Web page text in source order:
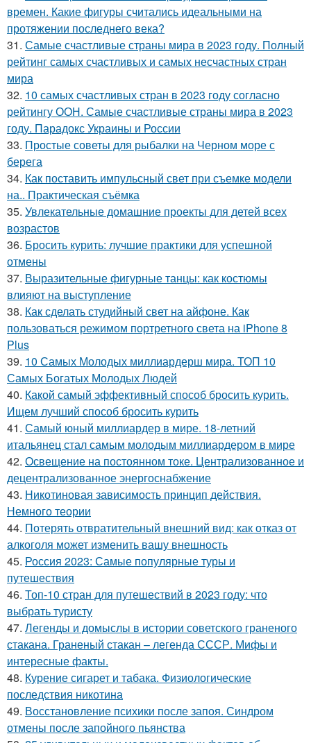
времен. Какие фигуры считались идеальными на
протяжении последнего века?
31. Самые счастливые страны мира в 2023 году. Полный
рейтинг самых счастливых и самых несчастных стран
мира
32. 10 самых счастливых стран в 2023 году согласно
рейтингу ООН. Самые счастливые страны мира в 2023
году. Парадокс Украины и России
33. Простые советы для рыбалки на Черном море с
берега
34. Как поставить импульсный свет при съемке модели
на.. Практическая съёмка
35. Увлекательные домашние проекты для детей всех
возрастов
36. Бросить курить: лучшие практики для успешной
отмены
37. Выразительные фигурные танцы: как костюмы
влияют на выступление
38. Как сделать студийный свет на айфоне. Как
пользоваться режимом портретного света на iPhone 8
Plus
39. 10 Самых Молодых миллиардерш мира. ТОП 10
Самых Богатых Молодых Людей
40. Какой самый эффективный способ бросить курить.
Ищем лучший способ бросить курить
41. Самый юный миллиардер в мире. 18-летний
итальянец стал самым молодым миллиардером в мире
42. Освещение на постоянном токе. Централизованное и
децентрализованное энергоснабжение
43. Никотиновая зависимость принцип действия.
Немного теории
44. Потерять отвратительный внешний вид: как отказ от
алкоголя может изменить вашу внешность
45. Россия 2023: Самые популярные туры и
путешествия
46. Топ-10 стран для путешествий в 2023 году: что
выбрать туристу
47. Легенды и домыслы в истории советского граненого
стакана. Граненый стакан – легенда СССР. Мифы и
интересные факты.
48. Курение сигарет и табака. Физиологические
последствия никотина
49. Восстановление психики после запоя. Синдром
отмены после запойного пьянства